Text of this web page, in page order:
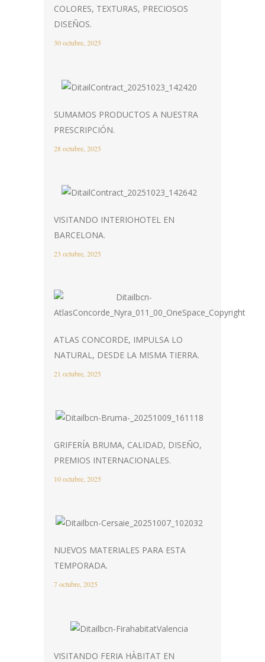
COLORES, TEXTURAS, PRECIOSOS
DISEÑOS.
30 octubre, 2025
SUMAMOS PRODUCTOS A NUESTRA
PRESCRIPCIÓN.
28 octubre, 2025
VISITANDO INTERIOHOTEL EN
BARCELONA.
23 octubre, 2025
ATLAS CONCORDE, IMPULSA LO
NATURAL, DESDE LA MISMA TIERRA.
21 octubre, 2025
GRIFERÍA BRUMA, CALIDAD, DISEÑO,
PREMIOS INTERNACIONALES.
10 octubre, 2025
NUEVOS MATERIALES PARA ESTA
TEMPORADA.
7 octubre, 2025
VISITANDO FERIA HÀBITAT EN